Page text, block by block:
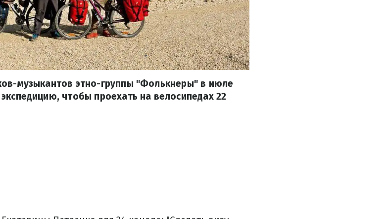
музыкантов этно-группы "Фолькнеры" в июле
чтобы проехать на велосипедах 22